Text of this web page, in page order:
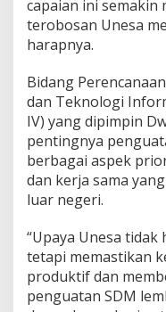
capaian ini semakin
terobosan Unesa
harapnya.
Bidang
dan Teknologi
IV) yang dipimpin
pentingnya
berbagai aspek
dan kerja sama
luar negeri.
“Upaya Unesa
tetapi memastikan
produktif dan
penguatan SDM